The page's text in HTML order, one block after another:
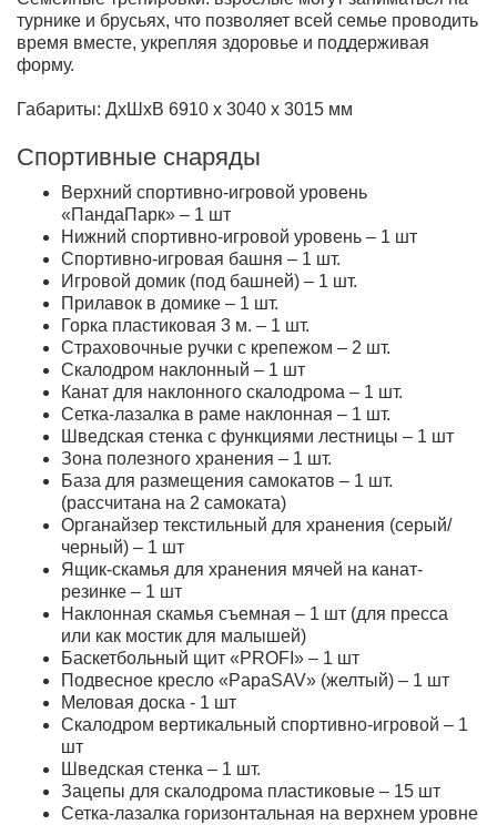
турнике и брусьях, что позволяет всей семье проводить
время вместе, укрепляя здоровье и поддерживая
форму.
Габариты: ДхШхВ 6910 х 3040 х 3015 мм
Спортивные снаряды
Верхний спортивно-игровой уровень
«ПандаПарк» – 1 шт
Нижний спортивно-игровой уровень – 1 шт
Спортивно-игровая башня – 1 шт.
Игровой домик (под башней) – 1 шт.
Прилавок в домике – 1 шт.
Горка пластиковая 3 м. – 1 шт.
Страховочные ручки с крепежом – 2 шт.
Скалодром наклонный – 1 шт
Канат для наклонного скалодрома – 1 шт.
Сетка-лазалка в раме наклонная – 1 шт.
Шведская стенка с функциями лестницы – 1 шт
Зона полезного хранения – 1 шт.
База для размещения самокатов – 1 шт.
(рассчитана на 2 самоката)
Органайзер текстильный для хранения (серый/
черный) – 1 шт
Ящик-скамья для хранения мячей на канат-
резинке – 1 шт
Наклонная скамья съемная – 1 шт (для пресса
или как мостик для малышей)
Баскетбольный щит «PROFI» – 1 шт
Подвесное кресло «PapaSAV» (желтый) – 1 шт
Меловая доска - 1 шт
Скалодром вертикальный спортивно-игровой – 1
шт
Шведская стенка – 1 шт.
Зацепы для скалодрома пластиковые – 15 шт
Сетка-лазалка горизонтальная на верхнем уровне